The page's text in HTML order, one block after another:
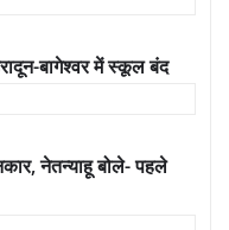
बागेश्वर में स्कूल बंद
नेतन्याहू बोले- पहले